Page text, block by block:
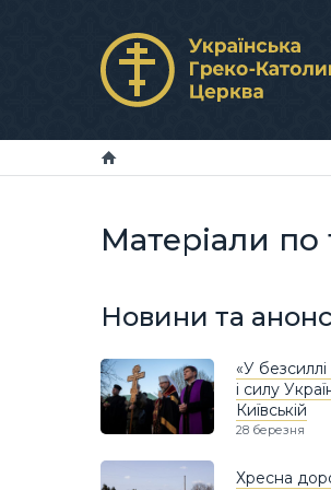
Матеріали по
Новини та
«У
і силу
Київській
28 березня
Хресна